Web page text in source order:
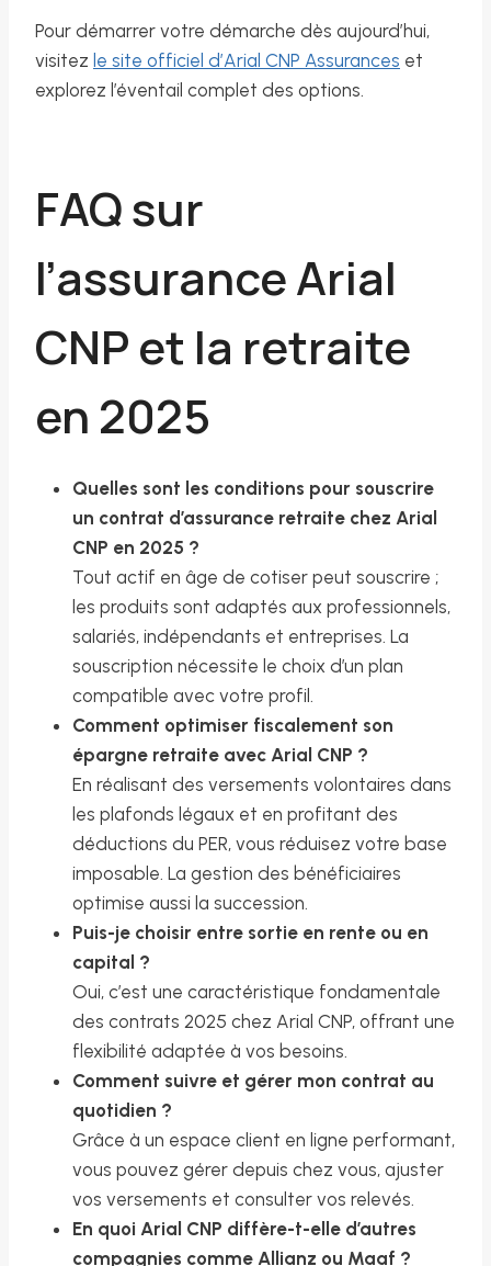
Pour démarrer votre démarche dès aujourd’hui,
visitez le site officiel d’Arial CNP Assurances et
explorez l’éventail complet des options.
FAQ sur
l’assurance Arial
CNP et la retraite
en 2025
Quelles sont les conditions pour souscrire
un contrat d’assurance retraite chez Arial
CNP en 2025 ?
Tout actif en âge de cotiser peut souscrire ;
les produits sont adaptés aux professionnels,
salariés, indépendants et entreprises. La
souscription nécessite le choix d’un plan
compatible avec votre profil.
Comment optimiser fiscalement son
épargne retraite avec Arial CNP ?
En réalisant des versements volontaires dans
les plafonds légaux et en profitant des
déductions du PER, vous réduisez votre base
imposable. La gestion des bénéficiaires
optimise aussi la succession.
Puis-je choisir entre sortie en rente ou en
capital ?
Oui, c’est une caractéristique fondamentale
des contrats 2025 chez Arial CNP, offrant une
flexibilité adaptée à vos besoins.
Comment suivre et gérer mon contrat au
quotidien ?
Grâce à un espace client en ligne performant,
vous pouvez gérer depuis chez vous, ajuster
vos versements et consulter vos relevés.
En quoi Arial CNP diffère-t-elle d’autres
compagnies comme Allianz ou Maaf ?